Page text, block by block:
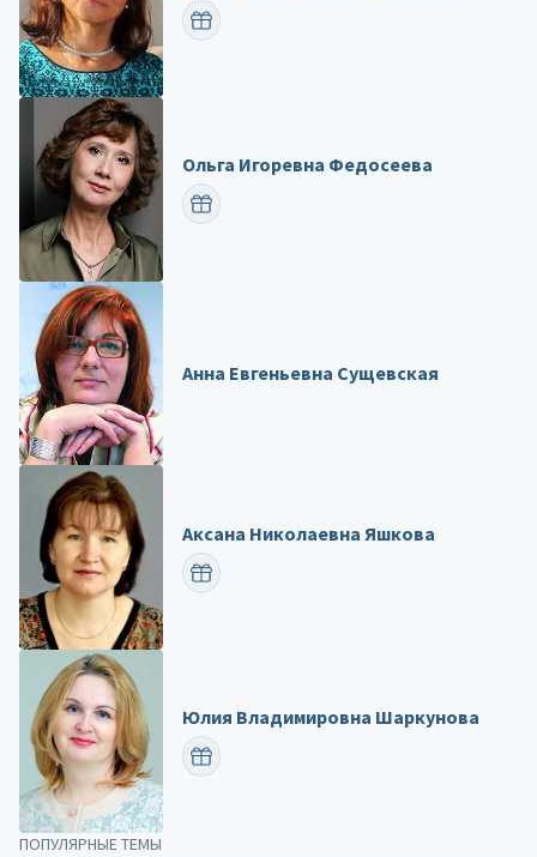
ПОПУЛЯРНЫЕ ТЕМЫ
ПОЗДРАВИТЬ
Ольга Игоревна Федосеева
ПОЗДРАВИТЬ
Анна Евгеньевна Сущевская
Аксана Николаевна Яшкова
ПОЗДРАВИТЬ
Юлия Владимировна Шаркунова
ПОЗДРАВИТЬ